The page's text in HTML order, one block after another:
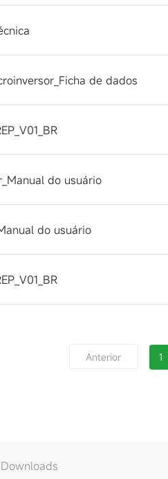
de dados
do usuário
do usuário
Anterior 1